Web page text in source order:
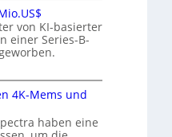
von KI-basierter
einer Series-B-
4K-Mems und
haben eine